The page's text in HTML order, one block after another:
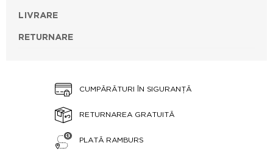
LIVRARE
RETURNARE
CUMPĂRĂTURI ÎN SIGURANȚĂ
RETURNAREA GRATUITĂ
PLATĂ RAMBURS